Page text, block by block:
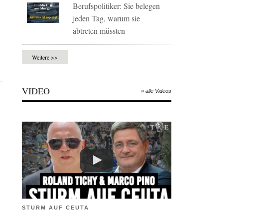
Berufspolitiker: Sie belegen
jeden Tag, warum sie
abtreten müssten
Weitere >>
VIDEO » alle Videos
STURM AUF CEUTA